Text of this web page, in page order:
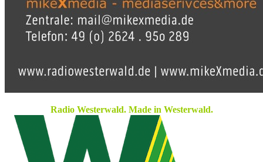
Radio Westerwald. Made in Westerwald.